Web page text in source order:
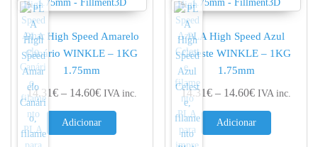
PLA High Speed Amarelo
Canário WINKLE – 1KG
1.75mm
14.31€ – 14.60€Price range: 14.31€ through 14.60€
IVA inc.
Adicionar
PLA High Speed Azul
Celeste WINKLE – 1KG
1.75mm
14.31€ – 14.60€Price range:
IVA inc.
Adicionar